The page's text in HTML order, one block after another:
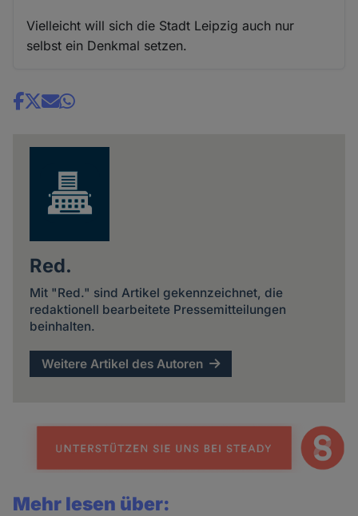
Vielleicht will sich die Stadt Leipzig auch nur
selbst ein Denkmal setzen.
Share
Red.
Mit "Red." sind Artikel gekennzeichnet, die
redaktionell bearbeitete Pressemitteilungen
beinhalten.
Weitere Artikel des Autoren
Mehr lesen über: